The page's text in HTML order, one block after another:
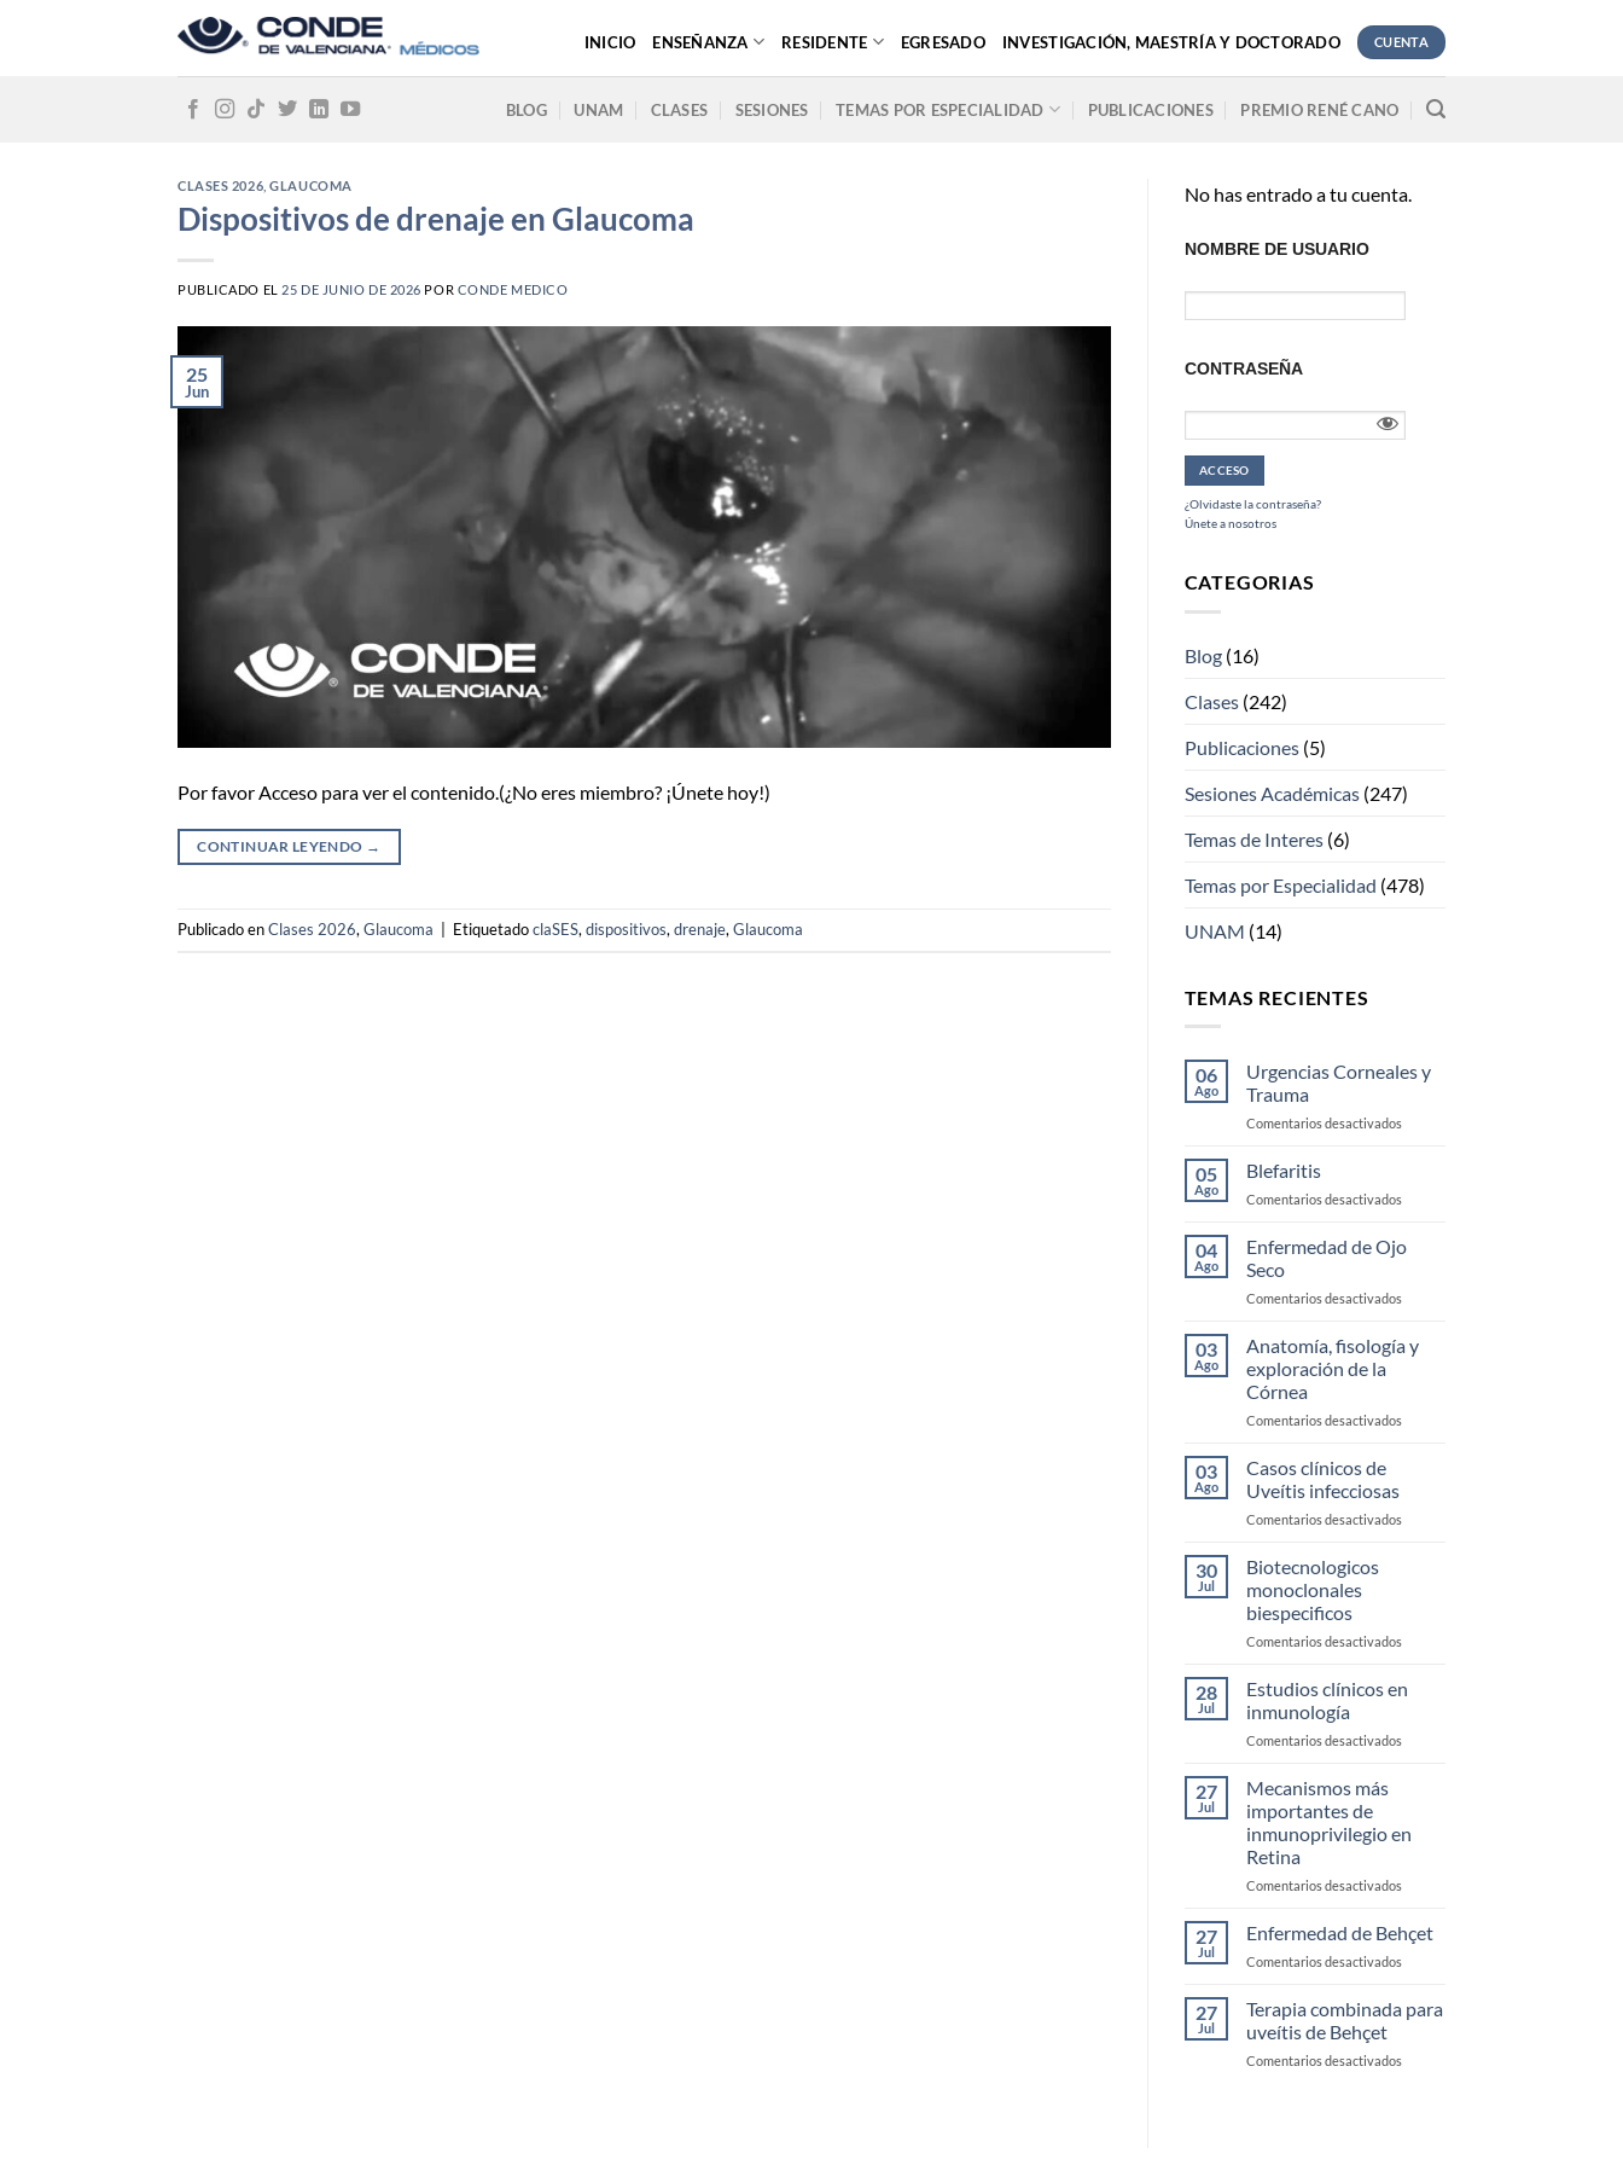
INICIO ENSEÑANZA RESIDENTE EGRESADO INVESTIGACIÓN, MAESTRÍA Y DOCTORADO CUENTA
BLOG UNAM CLASES SESIONES TEMAS POR ESPECIALIDAD PUBLICACIONES PREMIO RENÉ CANO
CLASES 2026 ,GLAUCOMA
Dispositivos de drenaje en Glaucoma
PUBLICADO EL 25 DE JUNIO DE 2026 POR CONDE MEDICO
25
Jun
Por favor Acceso para ver el contenido.(¿No eres miembro? ¡Únete hoy!)
CONTINUAR LEYENDO →
Publicado enClases 2026,Glaucoma EtiquetadoclaSES,dispositivos,drenaje,Glaucoma
No has entrado a tu cuenta.
NOMBRE DE USUARIO
CONTRASEÑA
¿Olvidaste la contraseña?
Únete a nosotros
CATEGORIAS
Blog(16)
Clases(242)
Publicaciones(5)
Sesiones Académicas(247)
Temas de Interes(6)
Temas por Especialidad (478)
UNAM (14)
TEMAS RECIENTES
06
Ago
Urgencias Corneales y
Trauma
Comentarios desactivadosen
Trauma
05
Ago
Blefaritis
Comentarios desactivadosen
04
Ago
Enfermedad de Ojo
Seco
Comentarios desactivadosen
Ojo
03
Ago
Anatomía, fisología y
exploración de la
Córnea
Comentarios desactivadosen
de
03
Ago
Casos clínicos de
Uveítis infecciosas
Comentarios desactivadosen
30
Jul
Biotecnologicos
monoclonales
biespecificos
Comentarios desactivadosen
28
Jul
Estudios clínicos en
inmunología
Comentarios desactivadosen
27
Jul
Mecanismos más
importantes de
inmunoprivilegio en
Retina
Comentarios desactivadosen
más
importantes
de
en
27
Jul
Enfermedad de Behçet
Comentarios desactivadosen
Behçet
27
Jul
Terapia combinada para
uveítis de Behçet
Comentarios desactivadosen